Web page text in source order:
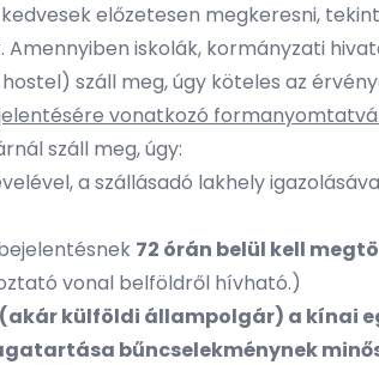
előzetesen megkeresni,
iskolák, kormányzati
száll meg, úgy köteles az
vonatkozó
száll meg, úgy:
a szállásadó lakhely
72 órán belül kell
vonal belföldről hívható.)
külföldi állampolgár) a kínai
bűncselekménynek